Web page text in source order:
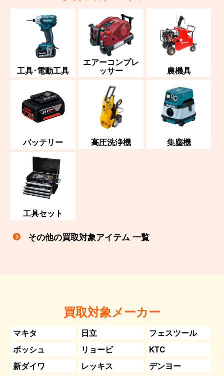
工具･電動工具
エアーコンプレ
ッサー 農機具
バッテリー 高圧洗浄機 集塵機
工具セット
その他の買取対象アイテム 一覧
買取対象メーカー
マキタ 日立
フェスツール
ボッシュ
リョービ
KTC
新ダイワ
レッキス
デンヨー